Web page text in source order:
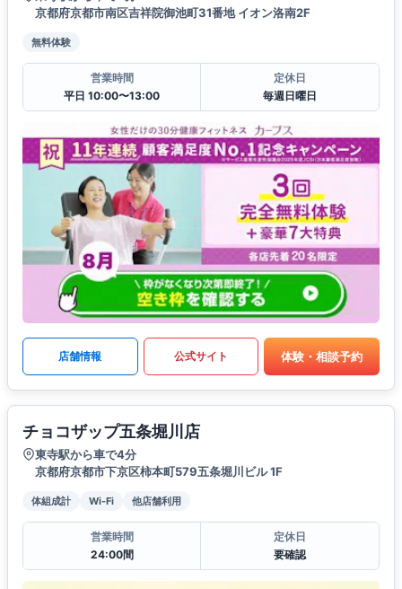
京都府京都市南区吉祥院御池町31番地 イオン洛南2F
無料体験
営業時間
平日 10:00〜13:00
定休日
毎週日曜日
店舗情報 公式サイト 体験・相談予約
チョコザップ五条堀川店
東寺駅から車で4分
京都府京都市下京区柿本町579五条堀川ビル 1F
体組成計 Wi-Fi 他店舗利用
営業時間
24:00間
定休日
要確認